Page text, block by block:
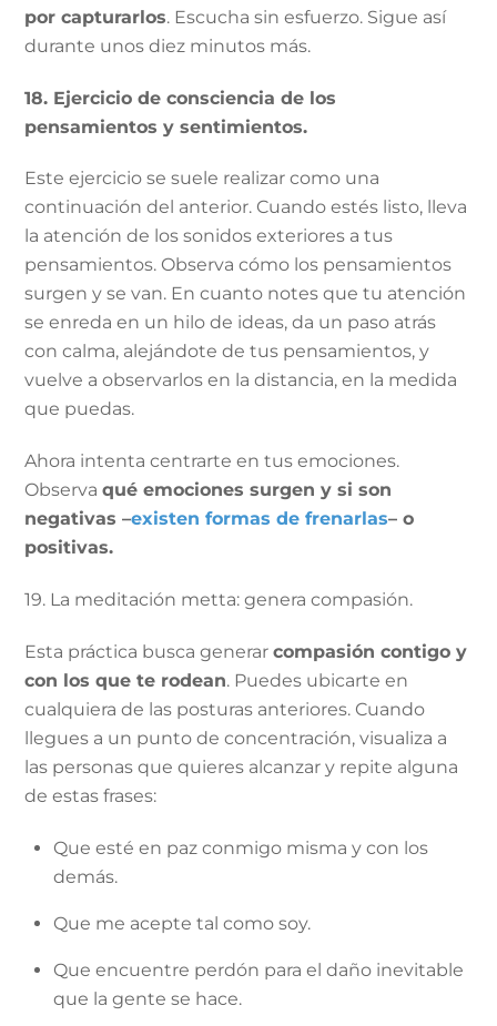
por capturarlos. Escucha sin esfuerzo. Sigue así
durante unos diez minutos más.
18. Ejercicio de consciencia de los
pensamientos y sentimientos.
Este ejercicio se suele realizar como una
continuación del anterior. Cuando estés listo, lleva
la atención de los sonidos exteriores a tus
pensamientos. Observa cómo los pensamientos
surgen y se van. En cuanto notes que tu atención
se enreda en un hilo de ideas, da un paso atrás
con calma, alejándote de tus pensamientos, y
vuelve a observarlos en la distancia, en la medida
que puedas.
Ahora intenta centrarte en tus emociones.
Observaqué emociones surgen y si son
negativas –existen formas de frenarlas– o
positivas.
19. La meditación metta: genera compasión.
Esta práctica busca generarcompasión contigo y
con los que te rodean. Puedes ubicarte en
cualquiera de las posturas anteriores. Cuando
llegues a un punto de concentración, visualiza a
las personas que quieres alcanzar y repite alguna
de estas frases:
Que esté en paz conmigo misma y con los
demás.
Que me acepte tal como soy.
Que encuentre perdón para el daño inevitable
que la gente se hace.